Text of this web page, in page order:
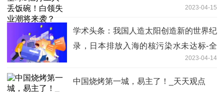
2023-04-15
学术头条：我国人造太阳创造新的世界纪
录，日本排放入海的核污染水未达标-全
2023-04-14
中国烧烤第一城，易主了！_天天观点